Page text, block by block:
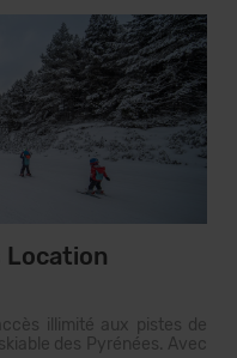
Location
illimité aux pistes de
des Pyrénées. Avec